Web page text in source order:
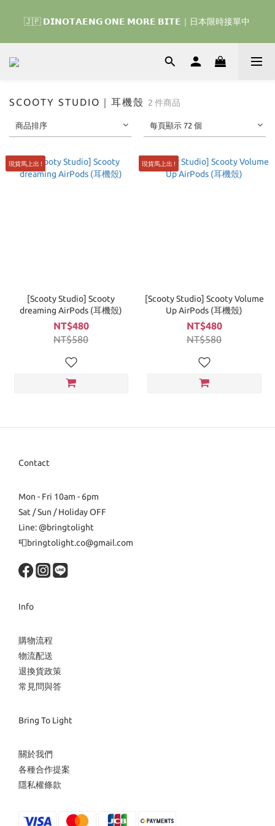
我們的熱血棒球冒險吧 ⚾️
🇯🇵 𝗗𝗜𝗡𝗢𝗧𝗔𝗘𝗡𝗚 𝗢𝗡𝗘 𝗠𝗢𝗥𝗘 𝗕𝗜𝗧𝗘｜日本限時接單中
🇰🇷 𝗗𝗜𝗡𝗢𝗧𝗔𝗘𝗡𝗚 𝗛𝗢𝗠𝗘 𝗥𝗨𝗡 ｜韓國首波開賣囉 ▶ 一起參加
SCOOTY STUDIO｜耳機殼 2 件商品
商品排序 每頁顯示 72 個
現貨馬上出 !
[Scooty Studio] Scooty
dreaming AirPods (耳機殼)
NT$480
NT$580
現貨馬上出 !
[Scooty Studio] Scooty Volume
Up AirPods (耳機殼)
NT$480
NT$580
Contact
Mon - Fri 10am - 6pm
Sat / Sun / Holiday OFF
Line: @bringtolight
📮bringtolight.co@gmail.com
Info
購物流程
物流配送
退換貨政策
常見問與答
Bring To Light
關於我們
各種合作提案
隱私權條款